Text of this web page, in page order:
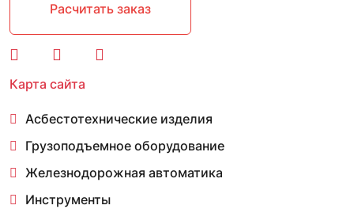
Расчитать заказ
Карта сайта
Асбестотехнические изделия
Грузоподъемное оборудование
Железнодорожная автоматика
Инструменты